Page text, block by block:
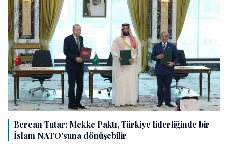
Bercan Tutar: Mekke Paktı, Türkiye liderliğinde bir
İslam NATO'suna dönüşebilir